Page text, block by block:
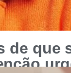
de que